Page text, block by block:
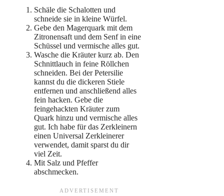
Schäle die Schalotten und
schneide sie in kleine Würfel.
Gebe den Magerquark mit dem
Zitronensaft und dem Senf in eine
Schüssel und vermische alles gut.
Wasche die Kräuter kurz ab. Den
Schnittlauch in feine Röllchen
schneiden. Bei der Petersilie
kannst du die dickeren Stiele
entfernen und anschließend alles
fein hacken. Gebe die
feingehackten Kräuter zum
Quark hinzu und vermische alles
gut. Ich habe für das Zerkleinern
einen Universal Zerkleinerer
verwendet, damit sparst du dir
viel Zeit.
Mit Salz und Pfeffer
abschmecken.